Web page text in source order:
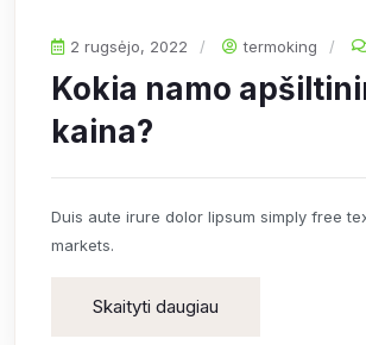
2 rugsėjo, 2022 termoking
Kokia namo
kaina?
Duis aute irure dolor lipsum simply free
markets.
Skaityti daugiau